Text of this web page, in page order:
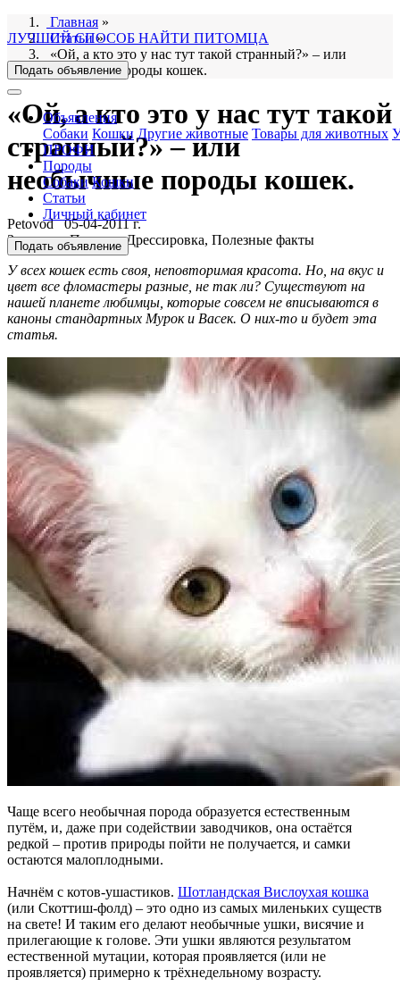
ЛУЧШИЙ СПОСОБ НАЙТИ ПИТОМЦА
Подать объявление
Объявления
Собаки Кошки Другие животные Товары для животных
ПРОФИ
Породы
Собаки Кошки
Статьи
Личный кабинет
Подать объявление
Главная »
Статьи»
«Ой, а кто это у нас тут такой странный?» – или
необычные породы кошек.
«Ой, а кто это у нас тут такой
странный?» – или
необычные породы кошек.
Petovod05-04-2011 г.
Здоровье, Породы, Дрессировка, Полезные факты
У всех кошек есть своя, неповторимая красота. Но, на вкус и
цвет все фломастеры разные, не так ли? Существуют на
нашей планете любимцы, которые совсем не вписываются в
каноны стандартных Мурок и Васек. О них-то и будет эта
статья.
Чаще всего необычная порода образуется естественным
путём, и, даже при содействии заводчиков, она остаётся
редкой – против природы пойти не получается, и самки
остаются малоплодными.
Начнём с котов-ушастиков. Шотландская Вислоухая кошка
(или Скоттиш-фолд) – это одно из самых миленьких существ
на свете! И таким его делают необычные ушки, висячие и
прилегающие к голове. Эти ушки являются результатом
естественной мутации, которая проявляется (или не
проявляется) примерно к трёхнедельному возрасту.